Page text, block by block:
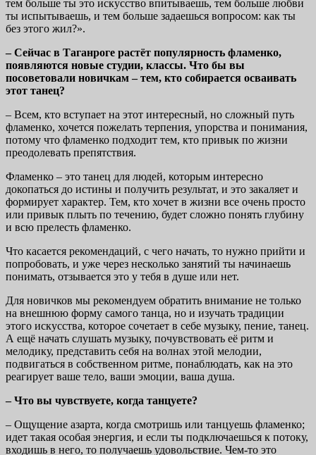
тем больше ты это искусство впитываешь, тем больше любви
ты испытываешь, и тем больше задаешься вопросом: как ты
без этого жил?».
– Сейчас в Таганроге растёт популярность фламенко,
появляются новые студии, классы. Что бы вы
посоветовали новичкам – тем, кто собирается осваивать
этот танец?
– Всем, кто вступает на этот интересный, но сложный путь
фламенко, хочется пожелать терпения, упорства и понимания,
потому что фламенко подходит тем, кто привык по жизни
преодолевать препятствия.
Фламенко – это танец для людей, которым интересно
докопаться до истины и получить результат, и это закаляет и
формирует характер. Тем, кто хочет в жизни все очень просто
или привык плыть по течению, будет сложно понять глубину
и всю прелесть фламенко.
Что касается рекомендаций, с чего начать, то нужно прийти и
попробовать, и уже через несколько занятий ты начинаешь
понимать, отзывается это у тебя в душе или нет.
Для новичков мы рекомендуем обратить внимание не только
на внешнюю форму самого танца, но и изучать традиции
этого искусства, которое сочетает в себе музыку, пение, танец.
А ещё начать слушать музыку, почувствовать её ритм и
мелодику, представить себя на волнах этой мелодии,
подвигаться в собственном ритме, понаблюдать, как на это
реагирует ваше тело, ваши эмоции, ваша душа.
– Что вы чувствуете, когда танцуете?
– Ощущение азарта, когда смотришь или танцуешь фламенко;
идет такая особая энергия, и если ты подключаешься к потоку,
входишь в него, то получаешь удовольствие. Чем-то это